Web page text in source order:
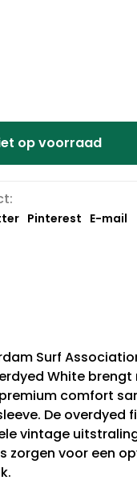
op voorraad
Pinterest E-mail
Surf
White
comfort
De overdyed
vintage
zorgen voor een